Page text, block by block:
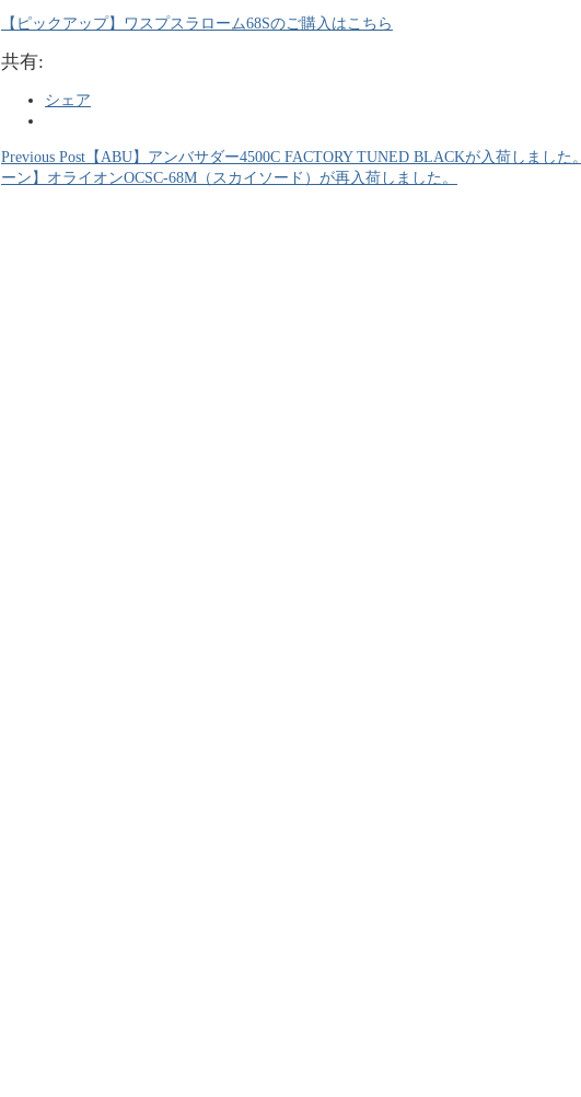
【ピックアップ】ワスプスラローム68Sのご購入はこちら
共有:
シェア
Previous Post 【ABU】アンバサダー4500C FACTORY TUNED BLACKが入荷しました。
ーン】オライオンOCSC-68M（スカイソード）が再入荷しました。